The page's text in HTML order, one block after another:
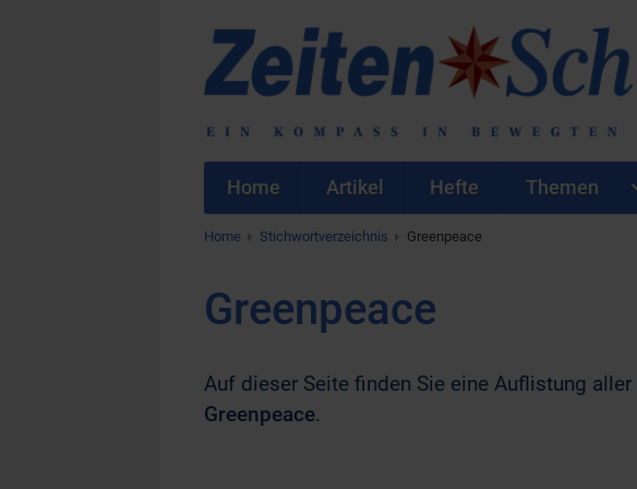
Home Artikel Hefte Themen
Home Stichwortverzeichnis Greenpeace
Greenpeace
Auf dieser Seite finden Sie eine Auflistung aller
Greenpeace.